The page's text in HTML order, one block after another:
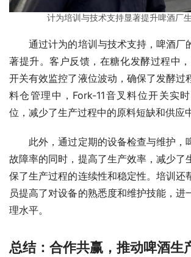
计为培训与技术支持显著提升啤酒厂
通过计为的培训与技术支持，啤酒厂
著提升。客户反馈，在糖化发酵过程中
开关有效监控了液位波动，确保了发酵过
料仓管理中，Fork-11音叉料位开关实
位，减少了生产过程中的原料短缺和供应
此外，通过定期的设备检查与维护，
故障率的同时，提高了生产效率，减少了
保了生产过程的连续性和稳定性。培训还
员提高了对设备的熟悉度和维护技能，进
理水平。
总结：合作共赢，推动啤酒生